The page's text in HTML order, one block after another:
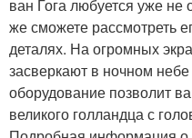
ван Гога любуется уже
же сможете рассмотреть
деталях. На огромных
засверкают в ночном
оборудование позволит
великого голландца с